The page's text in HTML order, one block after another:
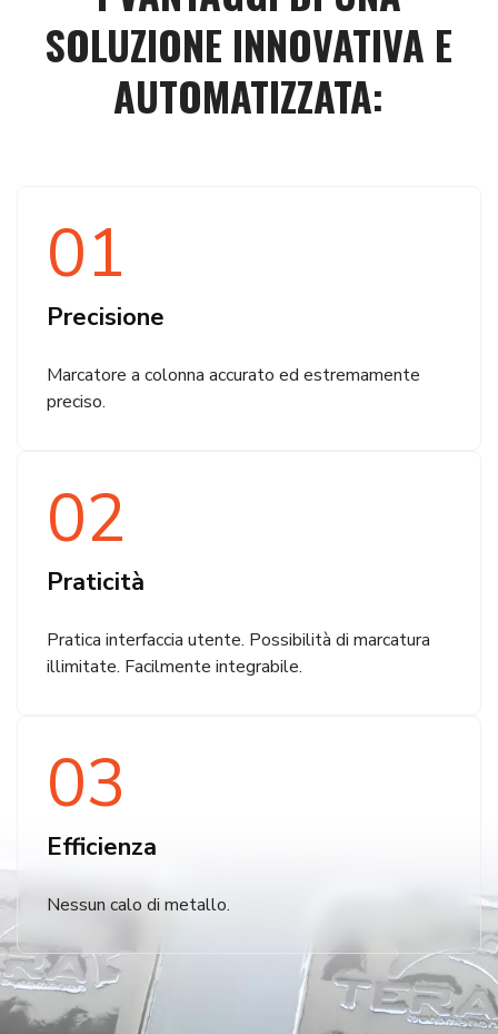
SOLUZIONE INNOVATIVA E
AUTOMATIZZATA:
01
Precisione
Marcatore a colonna accurato ed estremamente
preciso.
02
Praticità
Pratica interfaccia utente. Possibilità di marcatura
illimitate. Facilmente integrabile.
03
Efficienza
Nessun calo di metallo.